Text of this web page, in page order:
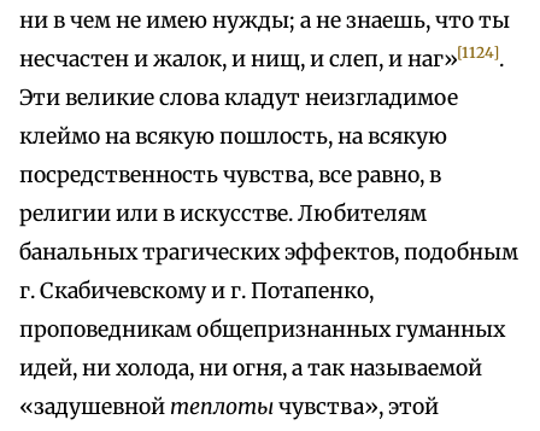
ни в чем не имею нужды; а не знаешь, что ты
несчастен и жалок, и нищ, и слеп, и наг»[1124].
Эти великие слова кладут неизгладимое
клеймо на всякую пошлость, на всякую
посредственность чувства, все равно, в
религии или в искусстве. Любителям
банальных трагических эффектов, подобным
г. Скабичевскому и г. Потапенко,
проповедникам общепризнанных гуманных
идей, ни холода, ни огня, а так называемой
«задушевной теплотычувства», этой